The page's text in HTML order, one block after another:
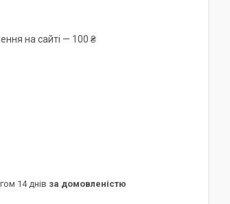
на сайті — 100 ₴
14 днів за домовленістю